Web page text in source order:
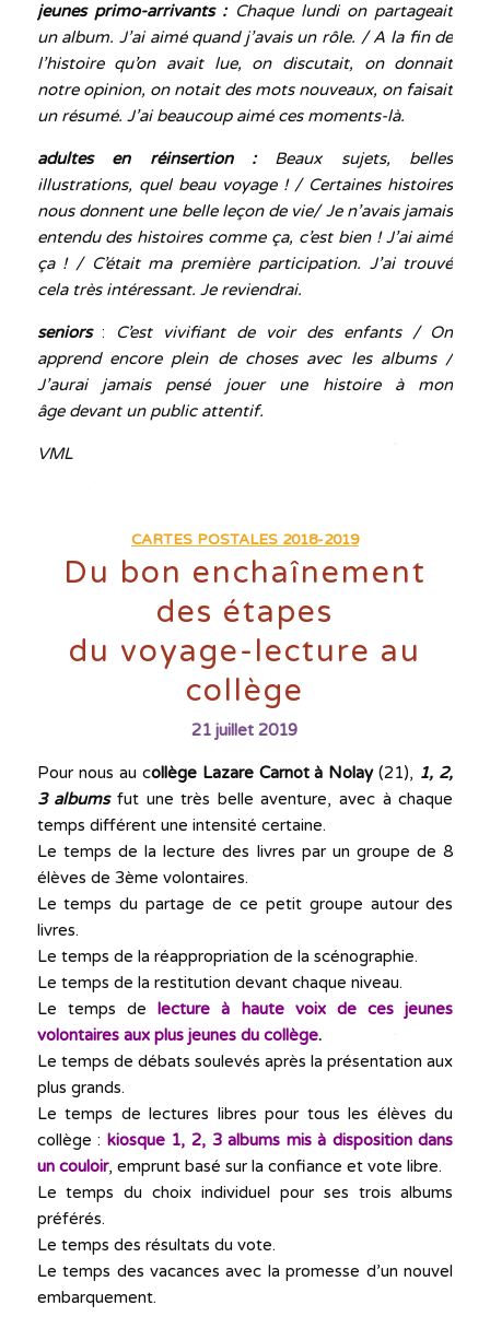
jeunes primo-arrivants : Chaque lundi on partageait
un album. J’ai aimé quand j’avais un rôle. / A la fin de
l’histoire qu’on avait lue, on discutait, on donnait
notre opinion, on notait des mots nouveaux, on faisait
un résumé. J’ai beaucoup aimé ces moments-là.
adultes en réinsertion :
Beaux sujets, belles
illustrations, quel beau voyage ! / Certaines histoires
nous donnent une belle leçon de vie/ Je n’avais jamais
entendu des histoires comme ça, c’est bien ! J’ai aimé
ça ! / C’était ma première participation. J’ai trouvé
cela très intéressant. Je reviendrai.
seniors: C’est vivifiant de voir des enfants / On
apprend encore plein de choses avec les albums /
J’aurai jamais pensé jouer une histoire à mon
âge devant un public attentif.
VML
CARTES POSTALES 2018-2019
Du bon enchaînement
des étapes
du voyage-lecture au
collège
21 juillet 2019
Pour nous au collège Lazare Carnot à Nolay(21), 1, 2,
3 albumsfut une très belle aventure, avec à chaque
temps différent une intensité certaine.
Le temps de la lecture des livres par un groupe de 8
élèves de 3ème volontaires.
Le temps du partage de ce petit groupe autour des
livres.
Le temps de la réappropriation de la scénographie.
Le temps de la restitution devant chaque niveau.
Le temps de lecture à haute voix de ces jeunes
volontaires aux plus jeunes du collège.
Le temps de débats soulevés après la présentation aux
plus grands.
Le temps de lectures libres pour tous les élèves du
collège : kiosque 1, 2, 3 albums mis à disposition dans
un couloir, emprunt basé sur la confiance et vote libre.
Le temps du choix individuel pour ses trois albums
préférés.
Le temps des résultats du vote.
Le temps des vacances avec la promesse d’un nouvel
embarquement.